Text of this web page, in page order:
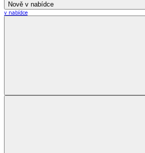
Nově v nabídce
v nabídce